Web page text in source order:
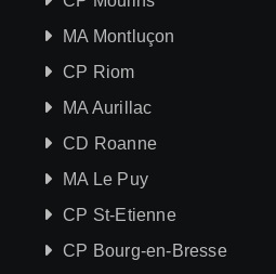
MA Montluçon
CP Riom
MA Aurillac
CD Roanne
MA Le Puy
CP St-Etienne
CP Bourg-en-Bresse